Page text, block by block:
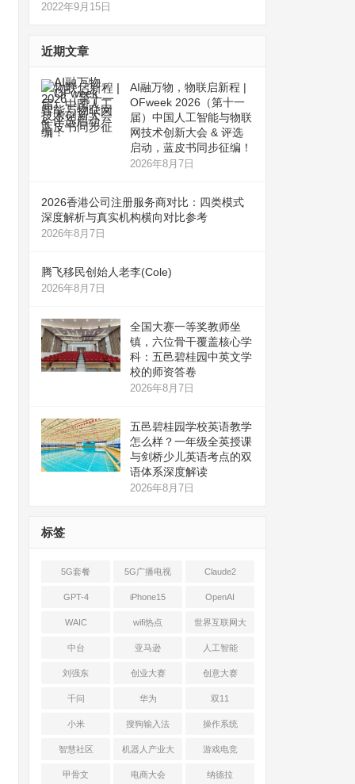
2022年9月15日
近期文章
AI融万物，物联启新程 |
OFweek 2026（第十一
届）中国人工智能与物联
网技术创新大会 & 评选
启动，蓝皮书同步征编！
2026年8月7日
2026香港公司注册服务商对比：四类模式
深度解析与真实机构横向对比参考
2026年8月7日
腾飞移民创始人老李(Cole)
2026年8月7日
全国大赛一等奖教师坐
镇，六位骨干覆盖核心学
科：五邑碧桂园中英文学
校的师资答卷
2026年8月7日
五邑碧桂园学校英语教学
怎么样？一年级全英授课
与剑桥少儿英语考点的双
语体系深度解读
2026年8月7日
标签
5G套餐 5G广播电视 Claude2
GPT-4 iPhone15 OpenAI
WAIC wifi热点 世界互联网大
会
中台 亚马逊 人工智能
刘强东 创业大赛 创意大赛
千问 华为 双11
小米 搜狗输入法 操作系统
智慧社区 机器人产业大
会
游戏电竞
甲骨文 电商大会 纳德拉